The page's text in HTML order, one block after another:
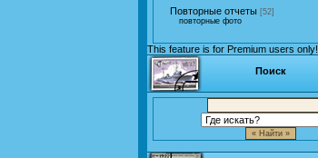
Повторные отчеты [52]
повторные фото
This feature is for Premium users only!
Поиск